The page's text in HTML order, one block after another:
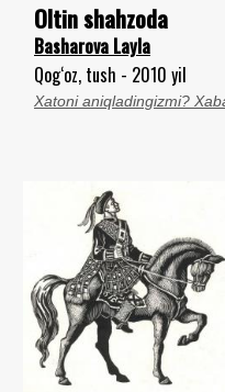
Oltin shahzoda
Basharova Layla
Qog‘oz, tush - 2010 yil
Xatoni aniqladingizmi?